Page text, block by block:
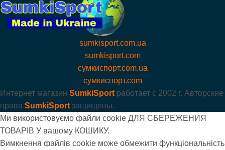
sumkisport.com.ua
sumkisport.com
сумкиспорт.com.ua
сумкиспорт.com
Интернет магазин SumkiSport работает с 2002 г. Авторские
права SumkiSport защищены.
Ми використовуємо файли cookie ДЛЯ СБЕРЕЖЕНИЯ
ТОВАРІВ У вашому КОШИКУ.
Вимкнення файлів cookie може обмежити функціональність